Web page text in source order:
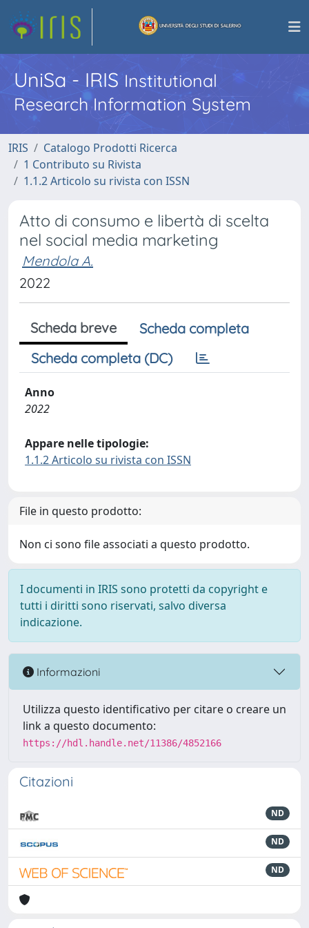
UniSa - IRISInstitutional
Research Information System
IRIS
Catalogo Prodotti Ricerca
1 Contributo su Rivista
1.1.2 Articolo su rivista con ISSN
Atto di consumo e libertà di scelta
nel social media marketing
Mendola A.
2022
Scheda breve
Scheda completa
Scheda completa (DC)
Anno
2022
Appare nelle tipologie:
1.1.2 Articolo su rivista con ISSN
File in questo prodotto:
Non ci sono file associati a questo prodotto.
I documenti in IRIS sono protetti da copyright e
tutti i diritti sono riservati, salvo diversa
indicazione.
Informazioni
Utilizza questo identificativo per citare o creare un
link a questo documento:
https://hdl.handle.net/11386/4852166
Citazioni
ND
ND
ND